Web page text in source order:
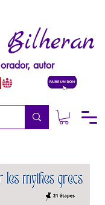
autor